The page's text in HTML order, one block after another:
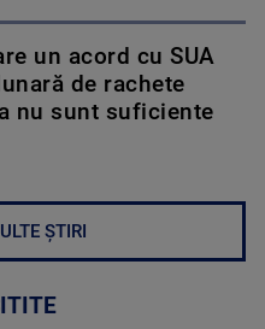
un acord cu SUA
de rachete
nu sunt suficiente
ȘTIRI